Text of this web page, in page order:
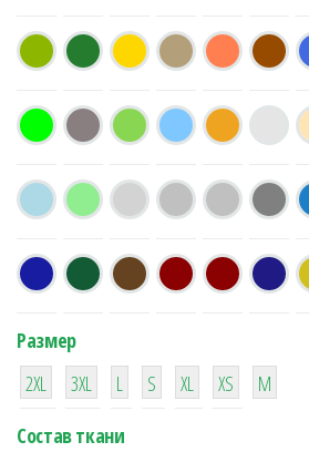
Размер
38
2XL
16
3XL
42
L
42
S
42
XL XS
М
Состав ткани